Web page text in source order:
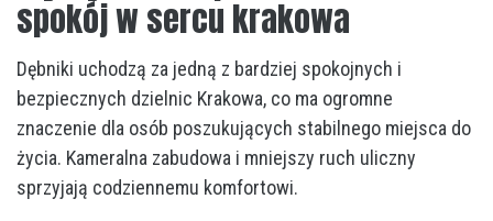
spokój w sercu krakowa
Dębniki uchodzą za jedną z bardziej spokojnych i
bezpiecznych dzielnic Krakowa, co ma ogromne
znaczenie dla osób poszukujących stabilnego miejsca do
życia. Kameralna zabudowa i mniejszy ruch uliczny
sprzyjają codziennemu komfortowi.